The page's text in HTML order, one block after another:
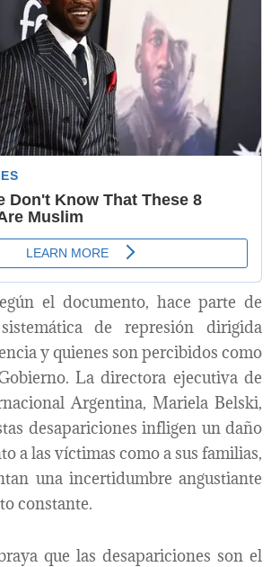
el documento, hace parte de
de represión dirigida
y quienes son percibidos como
La directora ejecutiva de
Argentina, Mariela Belski,
desapariciones infligen un daño
a las víctimas como a sus familias,
una incertidumbre angustiante
constante.
que las desapariciones son el